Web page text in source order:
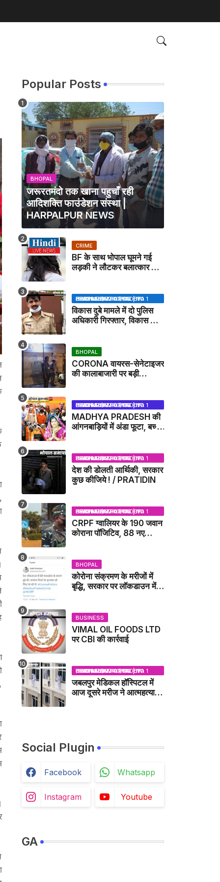
Popular Posts
BHOPAL
जरूरतमंदो तक खाना पहुचाँ रही
आदिशक्ति फाउंडेशन संस्था |
HARPALPUR NEWS
CRIME
BF के साथ भोपाल घूमने गई
लड़की ने लौटकर बलात्कार का
BHOPAL SAMACHAR | NO 1 HINDI NEWS PORTAL OF CENTRAL INDIA (MADHYA PRADESH)
विकास दुबे मामले में दो पुलिस
अधिकारी गिरफ्तार, विकास की
BHOPAL
CORONA वायरस-सेनेटाइजर
की कालाबाजारी पर बड़ी
BHOPAL SAMACHAR | NO 1 HINDI NEWS PORTAL OF CENTRAL INDIA (MADHYA PRADESH)
MADHYA PRADESH की
आंगनबाड़ियों में अंडा फूटा, बच्चों
BHOPAL SAMACHAR | NO 1 HINDI NEWS PORTAL OF CENTRAL INDIA (MADHYA PRADESH)
देश की डोलती आर्थिकी, सरकार
कुछ कीजिये ! / PRATIDIN
BHOPAL SAMACHAR | NO 1 HINDI NEWS PORTAL OF CENTRAL INDIA (MADHYA PRADESH)
CRPF ग्वालियर के 190 जवान
कोराना पॉजिटिव, 88 नए
BHOPAL
कोरोना संक्रमण के मरीजों में
बृद्धि, सरकार पर लॉकडाउन में
BUSINESS
VIMAL OIL FOODS LTD
पर CBI की कार्रवाई
BHOPAL SAMACHAR | NO 1 HINDI NEWS PORTAL OF CENTRAL INDIA (MADHYA PRADESH)
जबलपुर मेडिकल हॉस्पिटल में
आज दूसरे मरीज ने आत्महत्या
Social Plugin
Facebook Whatsapp
Instagram Youtube
GA